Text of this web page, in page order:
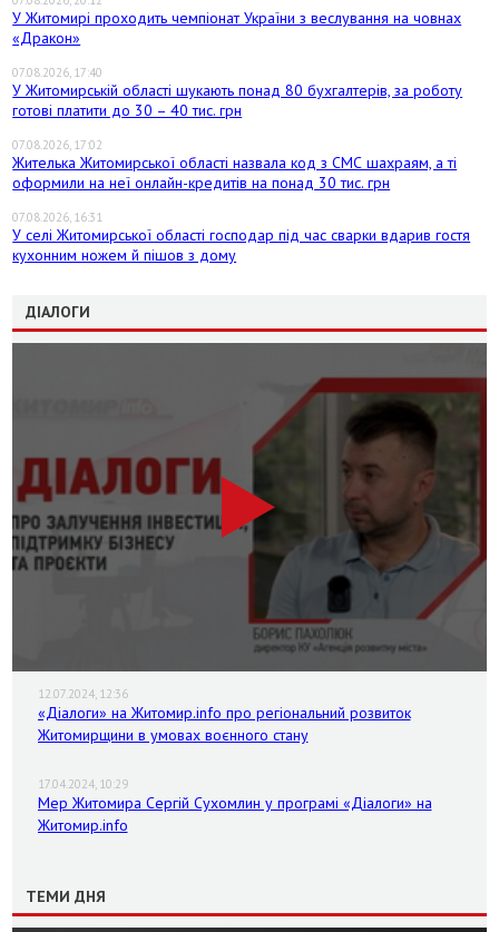
У Житомирі проходить чемпіонат України з веслування на човнах
«Дракон»
07.08.2026, 17:40
У Житомирській області шукають понад 80 бухгалтерів, за роботу
готові платити до 30 – 40 тис. грн
07.08.2026, 17:02
Жителька Житомирської області назвала код з СМС шахраям, а ті
оформили на неї онлайн-кредитів на понад 30 тис. грн
07.08.2026, 16:31
У селі Житомирської області господар під час сварки вдарив гостя
кухонним ножем й пішов з дому
ДІАЛОГИ
12.07.2024, 12:36
«Діалоги» на Житомир.info про регіональний розвиток
Житомирщини в умовах воєнного стану
17.04.2024, 10:29
Мер Житомира Сергій Сухомлин у програмі «Діалоги» на
Житомир.info
ТЕМИ ДНЯ